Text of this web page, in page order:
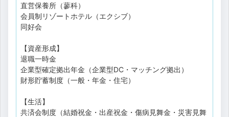
直営保養所（蓼科）
会員制リゾートホテル（エクシブ）
同好会
【資産形成】
退職一時金
企業型確定拠出年金（企業型DC・マッチング拠出）
財形貯蓄制度（一般・年金・住宅）
【生活】
共済会制度（結婚祝金・出産祝金・傷病見舞金・災害見舞